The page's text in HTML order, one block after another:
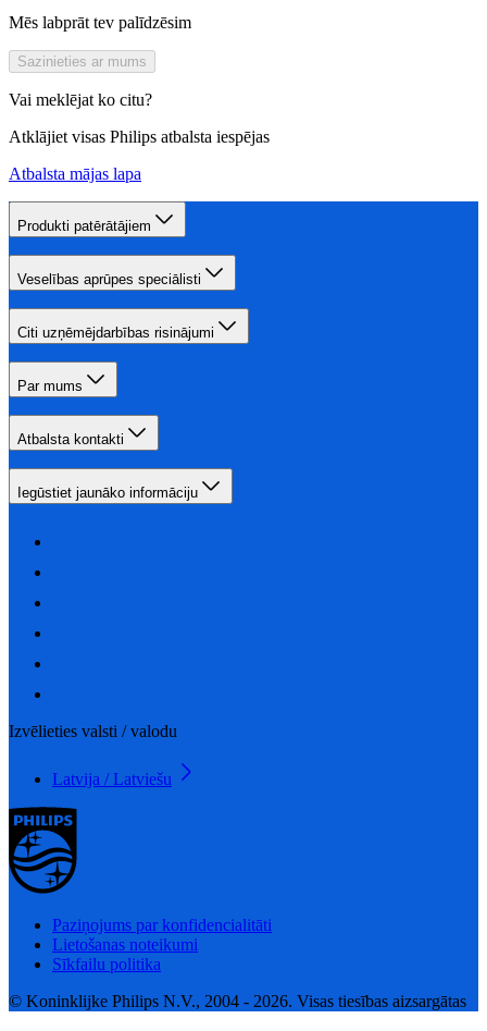
Mēs labprāt tev palīdzēsim
Sazinieties ar mums
Vai meklējat ko citu?
Atklājiet visas Philips atbalsta iespējas
Atbalsta mājas lapa
Produkti patērātājiem
Veselības aprūpes speciālisti
Citi uzņēmējdarbības risinājumi
Par mums
Atbalsta kontakti
Iegūstiet jaunāko informāciju
Izvēlieties valsti / valodu
Latvija / Latviešu
Paziņojums par konfidencialitāti
Lietošanas noteikumi
Sīkfailu politika
© Koninklijke Philips N.V., 2004 - 2026. Visas tiesības aizsargātas